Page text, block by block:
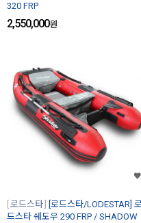
320 FRP
2,550,000원
로드스타
[로드스타/LODESTAR] 로
드스타 쉐도우 290 FRP / SHADOW